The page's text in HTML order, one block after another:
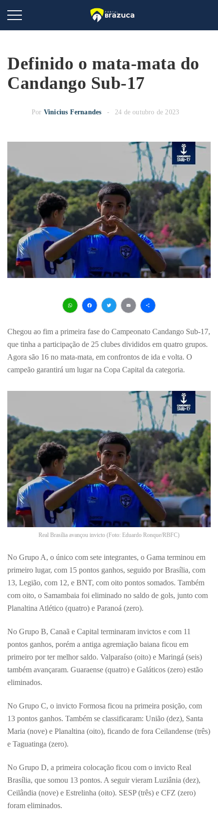
Definido o mata-mata do
Candango Sub-17
Por Vinicius Fernandes 24 de outubro de 2023
Chegou ao fim a primeira fase do Campeonato Candango Sub-17,
que tinha a participação de 25 clubes divididos em quatro grupos.
Agora são 16 no mata-mata, em confrontos de ida e volta. O
campeão garantirá um lugar na Copa Capital da categoria.
Real Brasília avançou invicto (Foto: Eduardo Ronque/RBFC)
No Grupo A, o único com sete integrantes, o Gama terminou em
primeiro lugar, com 15 pontos ganhos, seguido por Brasília, com
13, Legião, com 12, e BNT, com oito pontos somados. Também
com oito, o Samambaia foi eliminado no saldo de gols, junto com
Planaltina Atlético (quatro) e Paranoá (zero).
No Grupo B, Canaã e Capital terminaram invictos e com 11
pontos ganhos, porém a antiga agremiação baiana ficou em
primeiro por ter melhor saldo. Valparaíso (oito) e Maringá (seis)
também avançaram. Guaraense (quatro) e Galáticos (zero) estão
eliminados.
No Grupo C, o invicto Formosa ficou na primeira posição, com
13 pontos ganhos. Também se classificaram: União (dez), Santa
Maria (nove) e Planaltina (oito), ficando de fora Ceilandense (três)
e Taguatinga (zero).
No Grupo D, a primeira colocação ficou com o invicto Real
Brasília, que somou 13 pontos. A seguir vieram Luziânia (dez),
Ceilândia (nove) e Estrelinha (oito). SESP (três) e CFZ (zero)
foram eliminados.